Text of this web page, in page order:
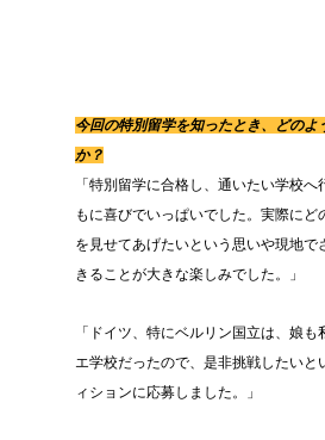
今回の特別留学を知ったとき、どのよ
か？
「特別留学に合格し、通いたい学校へ
もに喜びでいっぱいでした。実際にど
を見せてあげたいという思いや現地で
きることが大きな楽しみでした。」
「ドイツ、特にベルリン国立は、娘
エ学校だったので、是非挑戦したいと
ィションに応募しました。」